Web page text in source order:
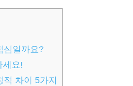
심일까요?
세요!
차이 5가지